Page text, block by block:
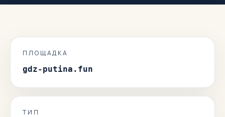
ПЛОЩАДКА
gdz-putina.fun
ТИП